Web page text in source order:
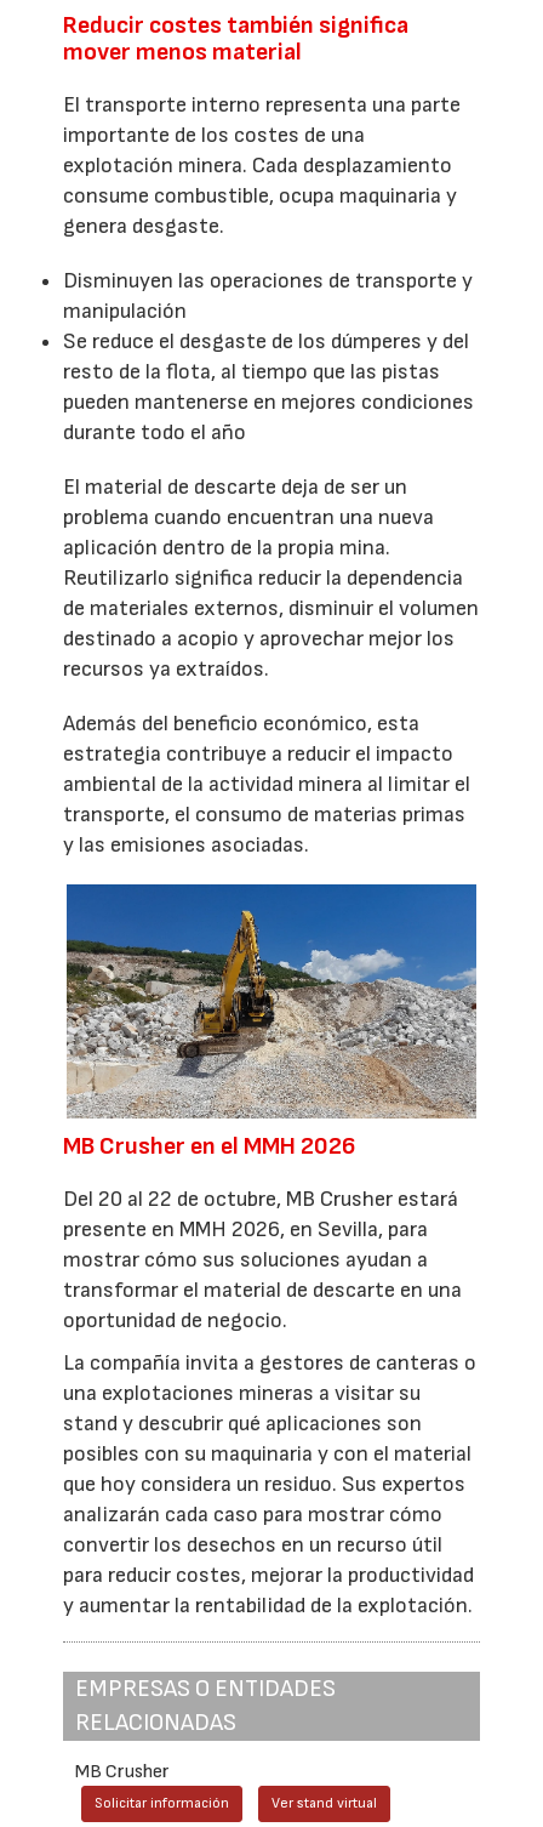
Reducir costes también significa
mover menos material
El transporte interno representa una parte
importante de los costes de una
explotación minera. Cada desplazamiento
consume combustible, ocupa maquinaria y
genera desgaste.
Disminuyen las operaciones de transporte y
manipulación
Se reduce el desgaste de los dúmperes y del
resto de la flota, al tiempo que las pistas
pueden mantenerse en mejores condiciones
durante todo el año
El material de descarte deja de ser un
problema cuando encuentran una nueva
aplicación dentro de la propia mina.
Reutilizarlo significa reducir la dependencia
de materiales externos, disminuir el volumen
destinado a acopio y aprovechar mejor los
recursos ya extraídos.
Además del beneficio económico, esta
estrategia contribuye a reducir el impacto
ambiental de la actividad minera al limitar el
transporte, el consumo de materias primas
y las emisiones asociadas.
MB Crusher en el MMH 2026
Del 20 al 22 de octubre, MB Crusher estará
presente en MMH 2026, en Sevilla, para
mostrar cómo sus soluciones ayudan a
transformar el material de descarte en una
oportunidad de negocio.
La compañía invita a gestores de canteras o
una explotaciones mineras a visitar su
stand y descubrir qué aplicaciones son
posibles con su maquinaria y con el material
que hoy considera un residuo. Sus expertos
analizarán cada caso para mostrar cómo
convertir los desechos en un recurso útil
para reducir costes, mejorar la productividad
y aumentar la rentabilidad de la explotación.
EMPRESAS O ENTIDADES
RELACIONADAS
MB Crusher
Solicitar información Ver stand virtual